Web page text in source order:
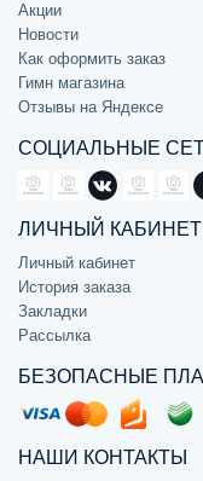
Акции
Новости
Как оформить заказ
Гимн магазина
Отзывы на Яндексе
СОЦИАЛЬНЫЕ
ЛИЧНЫЙ КАБИНЕТ
Личный кабинет
История заказа
Закладки
Рассылка
БЕЗОПАСНЫЕ
НАШИ КОНТАКТЫ